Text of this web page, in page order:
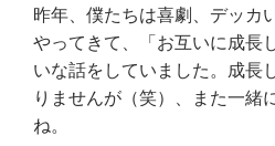
昨年、僕たちは喜劇、デッカ
やってきて、「お互いに成長
いな話をしていました。成長
りませんが（笑）、また一緒
ね。